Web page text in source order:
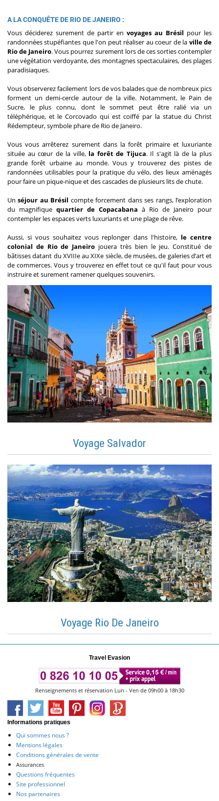
A LA CONQUÊTE DE RIO DE JANEIRO :
Vous déciderez surement de partir en voyages au Brésil pour les
randonnées stupéfiantes que l'on peut réaliser au coeur de la ville de
Rio de Janeiro. Vous pourrez surement lors de ces sorties contempler
une végétation verdoyante, des montagnes spectaculaires, des plages
paradisiaques.
Vous observerez facilement lors de vos balades que de nombreux pics
forment un demi-cercle autour de la ville. Notamment, le Pain de
Sucre, le plus connu, dont le sommet peut être ralié via un
téléphérique, et le Corcovado qui est coiffé par la statue du Christ
Rédempteur, symbole phare de Rio de Janeiro.
Vous vous arrêterez surement dans la forêt primaire et luxuriante
située au cœur de la ville, la forêt de Tijuca. Il s'agit là de la plus
grande forêt urbaine au monde. Vous y trouverez des pistes de
randonnées utilisables pour la pratique du vélo, des lieux aménagés
pour faire un pique-nique et des cascades de plusieurs lits de chute.
Unséjour au Brésil compte forcement dans ses rangs, l’exploration
du magnifique quartier de Copacabana à Rio de Janeiro pour
contempler les espaces verts luxuriants et une plage de rêve.
Aussi, si vous souhaitez vous replonger dans l'histoire, le centre
colonial de Rio de Janeiro jouera très bien le jeu. Constitué de
bâtisses datant du XVIIIe au XIXe siècle, de musées, de galeries d’art et
de commerces. Vous y trouverez en effet tout ce qu'il faut pour vous
instruire et surement ramener quelques souvenirs.
Voyage Salvador
Voyage Rio De Janeiro
Travel Evasion
Renseignements et réservation Lun - Ven de 09h00 à 18h30
Informations pratiques
Qui sommes nous ?
Mentions légales
Conditions générales de vente
Assurances
Questions fréquentes
Site professionnel
Nos partenaires